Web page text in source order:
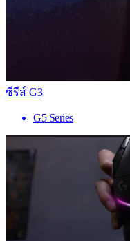
ซีรีส์ G3
G5 Series